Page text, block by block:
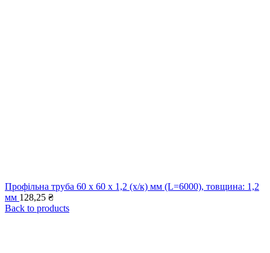
Профільна труба 60 x 60 x 1,2 (х/к) мм (L=6000), товщина: 1,2
мм 128,25 ₴
Back to products